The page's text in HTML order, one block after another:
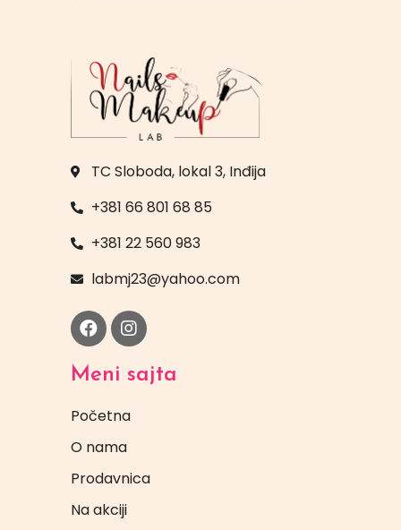
TC Sloboda, lokal 3, Inđija
+381 66 801 68 85
+381 22 560 983
labmj23@yahoo.com
Meni sajta
Početna
O nama
Prodavnica
Na akciji